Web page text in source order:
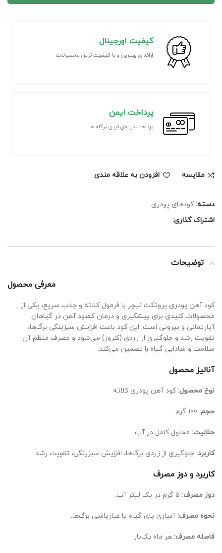
کیفیت اورجینال
ارائه ی بهترین و با کیفیت ترین محصولات
پرداخت ایمن
پرداخت در امن ترین درگاه ها
مقايسه افزودن به علاقه مندی
دسته: کودهای پودری
اشتراک گذاری:
توضیحات
معرفی محصول
کود آهن پودری پروتکت نیچر با فرمول کلاته و جذب سریع، یکی از
محصولات کلیدی برای پیشگیری و درمان کمبود آهن در گیاهان
آپارتمانی و بیرونی است. این کود باعث افزایش سبزینگی برگ‌ها،
تقویت رشد و جلوگیری از زردی (کلروز) می‌شود و مصرف منظم آن
سلامت و شادابی گیاه را تضمین می‌کند.
آنالیز محصول
نوع محصول: کود آهن پودری کلاته
حجم:
حلالیت: محلول کامل در آب
کاربرد: جلوگیری از زردی برگ‌ها، افزایش سبزینگی، تقویت رشد
کاربرد و دوز مصرف
دوز مصرف: ۵ گرم در یک لیتر آب.
نحوه مصرف: آبیاری پای گیاه یا غبارپاشی برگ‌ها.
فاصله مصرف: هر ماه یک‌بار.